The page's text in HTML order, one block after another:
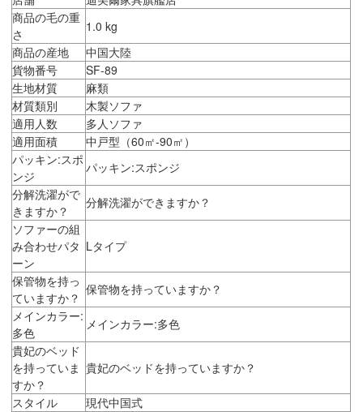
商品の毛の重
さ
1.0 kg
商品の産地
中国大陸
貨物番号
SF-89
生地材質
麻類
材質類別
木製ソファ
適用人数
多人ソファ
適用面積
中戸型（60㎡-90㎡）
パッキン:スポ
ンジ
パッキン:スポンジ
分解洗濯がで
きますか？
分解洗濯ができますか？
ソファーの組
み合わせパタ
ーン
Lタイプ
保管物を持っ
ていますか？
保管物を持っていますか？
メインカラー:
多色
メインカラー:多色
貴妃のベッド
を持っていま
すか？
貴妃のベッドを持っていますか？
スタイル
現代中国式